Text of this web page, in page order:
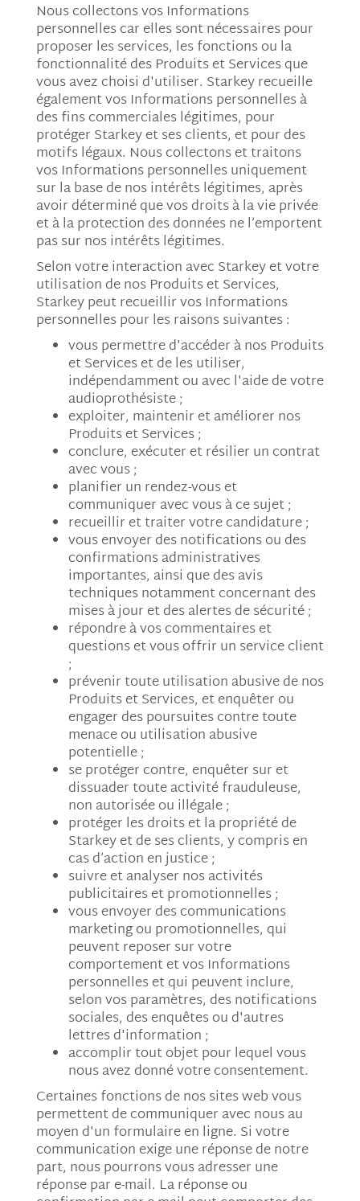
Nous collectons vos Informations
personnelles car elles sont nécessaires pour
proposer les services, les fonctions ou la
fonctionnalité des Produits et Services que
vous avez choisi d'utiliser. Starkey recueille
également vos Informations personnelles à
des fins commerciales légitimes, pour
protéger Starkey et ses clients, et pour des
motifs légaux. Nous collectons et traitons
vos Informations personnelles uniquement
sur la base de nos intérêts légitimes, après
avoir déterminé que vos droits à la vie privée
et à la protection des données ne l’emportent
pas sur nos intérêts légitimes.
Selon votre interaction avec Starkey et votre
utilisation de nos Produits et Services,
Starkey peut recueillir vos Informations
personnelles pour les raisons suivantes :
vous permettre d'accéder à nos Produits
et Services et de les utiliser,
indépendamment ou avec l'aide de votre
audioprothésiste ;
exploiter, maintenir et améliorer nos
Produits et Services ;
conclure, exécuter et résilier un contrat
avec vous ;
planifier un rendez-vous et
communiquer avec vous à ce sujet ;
recueillir et traiter votre candidature ;
vous envoyer des notifications ou des
confirmations administratives
importantes, ainsi que des avis
techniques notamment concernant des
mises à jour et des alertes de sécurité ;
répondre à vos commentaires et
questions et vous offrir un service client
;
prévenir toute utilisation abusive de nos
Produits et Services, et enquêter ou
engager des poursuites contre toute
menace ou utilisation abusive
potentielle ;
se protéger contre, enquêter sur et
dissuader toute activité frauduleuse,
non autorisée ou illégale ;
protéger les droits et la propriété de
Starkey et de ses clients, y compris en
cas d’action en justice ;
suivre et analyser nos activités
publicitaires et promotionnelles ;
vous envoyer des communications
marketing ou promotionnelles, qui
peuvent reposer sur votre
comportement et vos Informations
personnelles et qui peuvent inclure,
selon vos paramètres, des notifications
sociales, des enquêtes ou d'autres
lettres d'information ;
accomplir tout objet pour lequel vous
nous avez donné votre consentement.
Certaines fonctions de nos sites web vous
permettent de communiquer avec nous au
moyen d'un formulaire en ligne. Si votre
communication exige une réponse de notre
part, nous pourrons vous adresser une
réponse par e-mail. La réponse ou